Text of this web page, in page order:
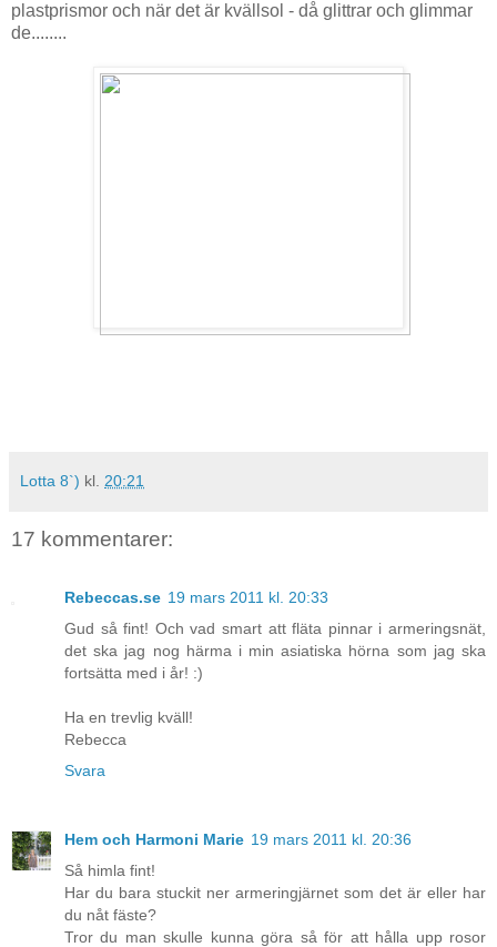
plastprismor och när det är kvällsol - då glittrar och glimmar
de........
Lotta 8`) kl. 20:21
17 kommentarer:
Rebeccas.se 19 mars 2011 kl. 20:33
Gud så fint! Och vad smart att fläta pinnar i armeringsnät,
det ska jag nog härma i min asiatiska hörna som jag ska
fortsätta med i år! :)
Ha en trevlig kväll!
Rebecca
Svara
Hem och Harmoni Marie 19 mars 2011 kl. 20:36
Så himla fint!
Har du bara stuckit ner armeringjärnet som det är eller har
du nåt fäste?
Tror du man skulle kunna göra så för att hålla upp rosor